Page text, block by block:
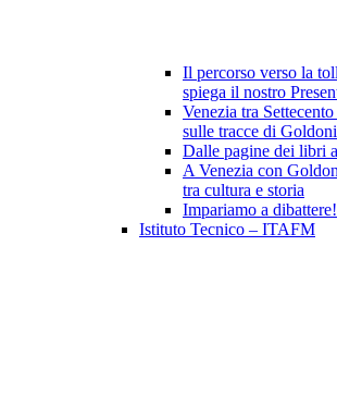
Il percorso verso la
spiega il nostro
Venezia tra
sulle tracce di
Dalle pagine dei libri
A Venezia con
tra cultura e storia
Impariamo a dibattere!
Istituto Tecnico – ITAFM